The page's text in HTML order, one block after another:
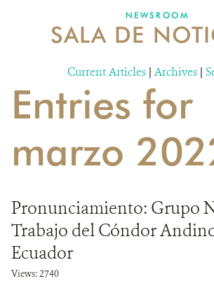
MECANISMO DE ATENCIÓN DE QUEJAS
DONA
NEWSROOM
SALA DE
Current Articles | Archives |
Entries for
marzo
Pronunciamiento: Grupo
Trabajo del Cóndor
Ecuador
Views: 2740